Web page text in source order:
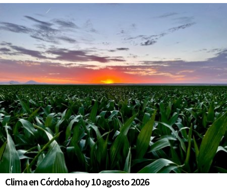
Clima en Córdoba hoy 10 agosto 2026